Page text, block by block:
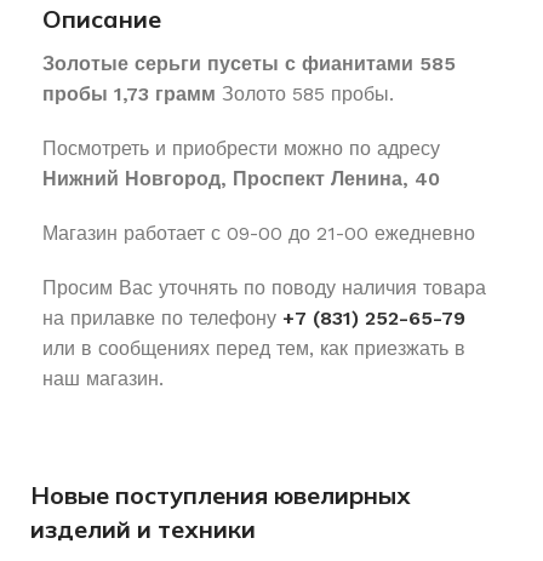
Описание
Золотые серьги пусеты с фианитами 585
пробы 1,73 грамм Золото 585 пробы.
Посмотреть и приобрести можно по адресу
Нижний Новгород, Проспект Ленина, 40
Магазин работает с 09-00 до 21-00 ежедневно
Просим Вас уточнять по поводу наличия товара
на прилавке по телефону +7 (831) 252-65-79
или в сообщениях перед тем, как приезжать в
наш магазин.
Новые поступления ювелирных
изделий и техники